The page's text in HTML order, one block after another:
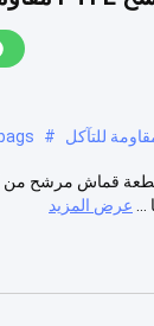
#
عرض المزيد